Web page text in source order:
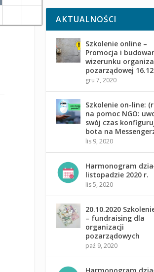
AKTUALNOŚCI
Szkolenie online –
Promocja i
wizerunku
pozarządowej
gru 7, 2020
Szkolenie on-line:
na pomoc NGO:
swój czas
bota na
lis 9, 2020
Harmonogram
listopadzie 2020 r.
lis 5, 2020
20.10.2020
– fundraising dla
organizacji
pozarządowych
paź 9, 2020